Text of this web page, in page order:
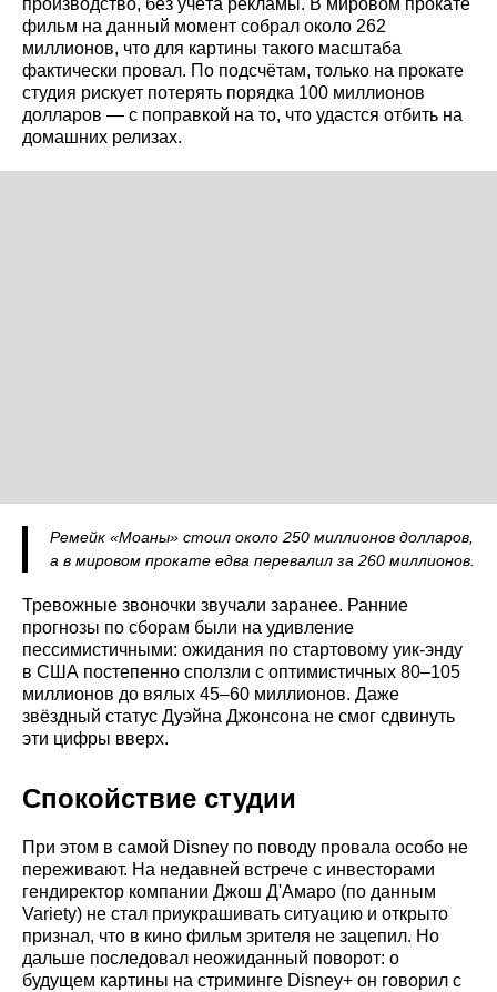
производство, без учёта рекламы. В мировом прокате
фильм на данный момент собрал около 262
миллионов, что для картины такого масштаба
фактически провал. По подсчётам, только на прокате
студия рискует потерять порядка 100 миллионов
долларов — с поправкой на то, что удастся отбить на
домашних релизах.
Ремейк «Моаны» стоил около 250 миллионов долларов,
а в мировом прокате едва перевалил за 260 миллионов.
Тревожные звоночки звучали заранее. Ранние
прогнозы по сборам были на удивление
пессимистичными: ожидания по стартовому уик-энду
в США постепенно сползли с оптимистичных 80–105
миллионов до вялых 45–60 миллионов. Даже
звёздный статус Дуэйна Джонсона не смог сдвинуть
эти цифры вверх.
Спокойствие студии
При этом в самой Disney по поводу провала особо не
переживают. На недавней встрече с инвесторами
гендиректор компании Джош Д'Амаро (по данным
Variety) не стал приукрашивать ситуацию и открыто
признал, что в кино фильм зрителя не зацепил. Но
дальше последовал неожиданный поворот: о
будущем картины на стриминге Disney+ он говорил с